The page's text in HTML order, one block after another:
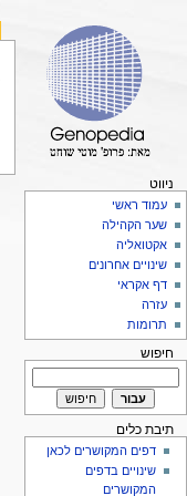
ניווט
עמוד ראשי
שער הקהילה
אקטואליה
שינויים אחרונים
דף אקראי
עזרה
תרומות
חיפוש
תיבת כלים
דפים המקושרים לכאן
שינויים בדפים
המקושרים